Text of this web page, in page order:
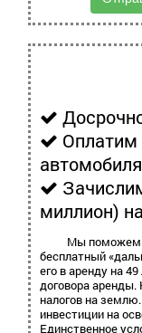
Оплатим
автомобиля
миллион)
Мы поможем
бесплатный
его в аренду на
договора аренды.
налогов на
инвестиции на
Единственное